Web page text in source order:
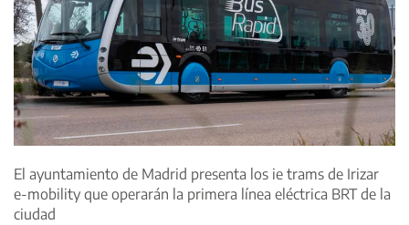
El ayuntamiento de Madrid presenta los ie trams de Irizar
e-mobility que operarán la primera línea eléctrica BRT de la
ciudad